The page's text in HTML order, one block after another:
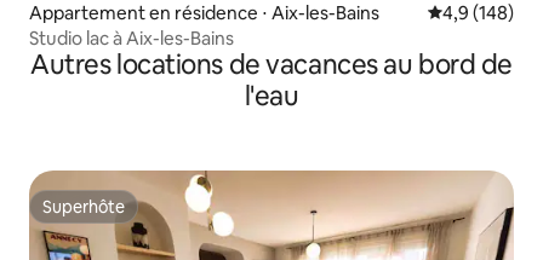
Appartement en résidence ⋅ Aix-les-Bains Évaluation
4,9 (148)
Studio lac à Aix-les-Bains
Autres locations de vacances au bord de
l'eau
Superhôte
Superhôte